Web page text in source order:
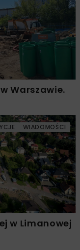
Warszawie.
WIADOMOŚCI
w Limanowej